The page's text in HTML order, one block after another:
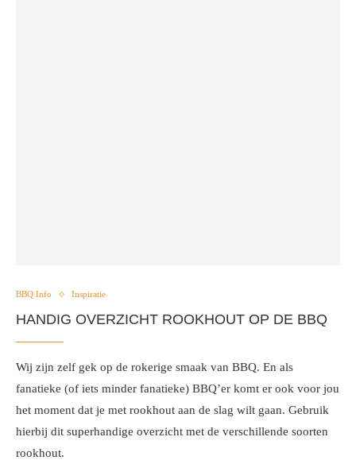
BBQ Info Inspiratie
HANDIG OVERZICHT ROOKHOUT OP DE BBQ
Wij zijn zelf gek op de rokerige smaak van BBQ. En als
fanatieke (of iets minder fanatieke) BBQ’er komt er ook voor jou
het moment dat je met rookhout aan de slag wilt gaan. Gebruik
hierbij dit superhandige overzicht met de verschillende soorten
rookhout.